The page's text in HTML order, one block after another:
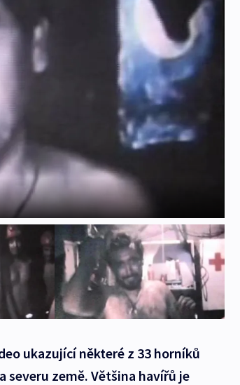
ukazující některé z 33 horníků
severu země. Většina havířů je